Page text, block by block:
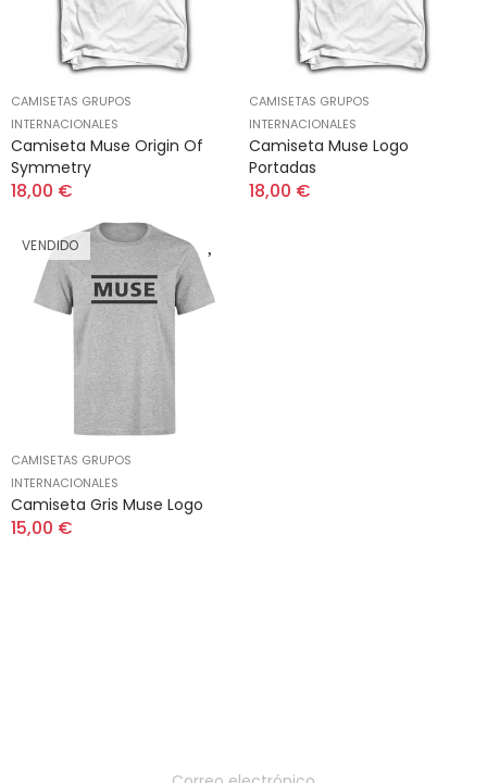
CAMISETAS GRUPOS
INTERNACIONALES
Camiseta Muse Origin Of
Symmetry
18,00 €
CAMISETAS GRUPOS
INTERNACIONALES
Camiseta Muse Logo
Portadas
18,00 €
VENDIDO
CAMISETAS GRUPOS
INTERNACIONALES
Camiseta Gris Muse Logo
15,00 €